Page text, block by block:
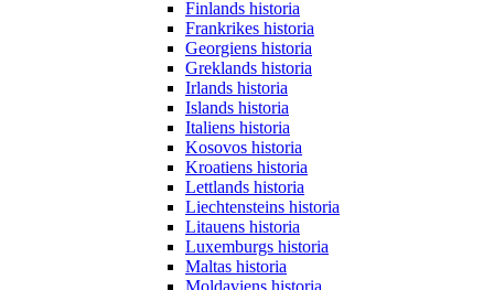
Finlands historia
Frankrikes historia
Georgiens historia
Greklands historia
Irlands historia
Islands historia
Italiens historia
Kosovos historia
Kroatiens historia
Lettlands historia
Liechtensteins historia
Litauens historia
Luxemburgs historia
Maltas historia